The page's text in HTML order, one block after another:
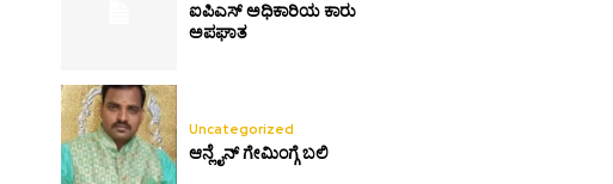
ಐಪಿಎಸ್ ಅಧಿಕಾರಿಯ ಕಾರು
ಅಪಘಾತ
Uncategorized
ಆನ್ಲೈನ್ ಗೇಮಿಂಗ್ಗೆ ಬಲಿ